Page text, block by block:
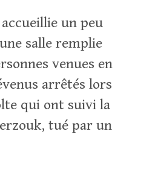
un peu
salle remplie
venues en
arrêtés lors
qui ont suivi la
tué par un